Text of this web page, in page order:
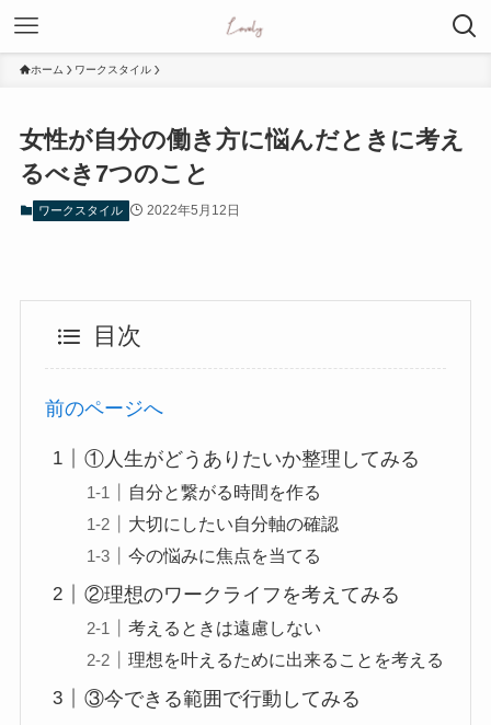
ホーム ワークスタイル
女性が自分の働き方に悩んだときに考え
るべき7つのこと
ワークスタイル 2022年5月12日
目次
前のページへ
①人生がどうありたいか整理してみる
自分と繋がる時間を作る
大切にしたい自分軸の確認
今の悩みに焦点を当てる
②理想のワークライフを考えてみる
考えるときは遠慮しない
理想を叶えるために出来ることを考える
③今できる範囲で行動してみる